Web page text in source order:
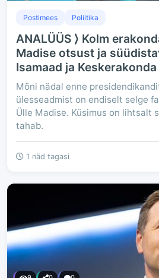
Postimees Poliitika
ANALÜÜS ⟩ Kolm
Madise otsust ja
Isamaad ja Keskerakonda
Mõni nädal enne
ülesseadmist on endiselt selge
Ülle Madise. Küsimus on lihtsalt
tahab.
1 näd tagasi